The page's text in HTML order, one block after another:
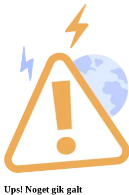
Ups! Noget gik galt